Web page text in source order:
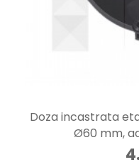
Doza incastrata
Ø60 mm,